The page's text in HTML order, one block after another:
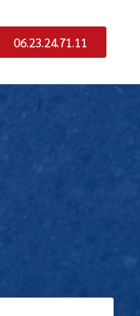
06.23.24.71.11